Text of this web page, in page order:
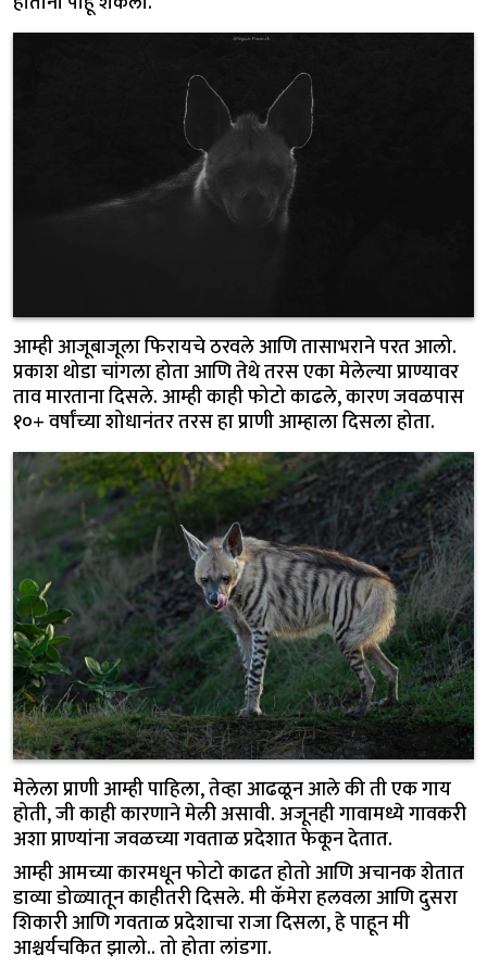
आम्ही आजूबाजूला फिरायचे ठरवले आणि तासाभराने परत आलो.
प्रकाश थोडा चांगला होता आणि तेथे तरस एका मेलेल्या प्राण्यावर
ताव मारताना दिसले. आम्ही काही फोटो काढले, कारण जवळपास
१०+ वर्षांच्या शोधानंतर तरस हा प्राणी आम्हाला दिसला होता.
मेलेला प्राणी आम्ही पाहिला, तेव्हा आढळून आले की ती एक गाय
होती, जी काही कारणाने मेली असावी. अजूनही गावामध्ये गावकरी
अशा प्राण्यांना जवळच्या गवताळ प्रदेशात फेकून देतात.
आम्ही आमच्या कारमधून फोटो काढत होतो आणि अचानक शेतात
डाव्या डोळ्यातून काहीतरी दिसले. मी कॅमेरा हलवला आणि दुसरा
शिकारी आणि गवताळ प्रदेशाचा राजा दिसला, हे पाहून मी
आश्चर्यचकित झालो.. तो होता लांडगा.